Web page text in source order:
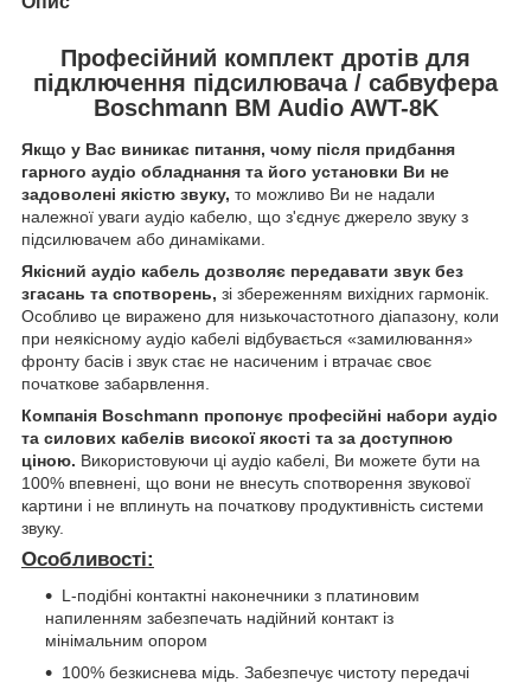
Професійний комплект дротів для
підключення підсилювача / сабвуфера
Boschmann BM Audio AWT-8K
Якщо у Вас виникає питання, чому після придбання
гарного аудіо обладнання та його установки Ви не
задоволені якістю звуку, то можливо Ви не надали
належної уваги аудіо кабелю, що з'єднує джерело звуку з
підсилювачем або динаміками.
Якісний аудіо кабель дозволяє передавати звук без
згасань та спотворень, зі збереженням вихідних гармонік.
Особливо це виражено для низькочастотного діапазону, коли
при неякісному аудіо кабелі відбувається «замилювання»
фронту басів і звук стає не насиченим і втрачає своє
початкове забарвлення.
Компанія Boschmann пропонує професійні набори аудіо
та силових кабелів високої якості та за доступною
ціною. Використовуючи ці аудіо кабелі, Ви можете бути на
100% впевнені, що вони не внесуть спотворення звукової
картини і не вплинуть на початкову продуктивність системи
звуку.
Особливості:
L-подібні контактні наконечники з платиновим
напиленням забезпечать надійний контакт із
мінімальним опором
100% безкиснева мідь. Забезпечує чистоту передачі